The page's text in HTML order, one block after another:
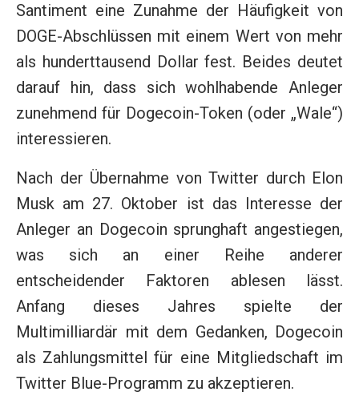
Santiment eine Zunahme der Häufigkeit von
DOGE-Abschlüssen mit einem Wert von mehr
als hunderttausend Dollar fest. Beides deutet
darauf hin, dass sich wohlhabende Anleger
zunehmend für Dogecoin-Token (oder „Wale“)
interessieren.
Nach der Übernahme von Twitter durch Elon
Musk am 27. Oktober ist das Interesse der
Anleger an Dogecoin sprunghaft angestiegen,
was sich an einer Reihe anderer
entscheidender Faktoren ablesen lässt.
Anfang dieses Jahres spielte der
Multimilliardär mit dem Gedanken, Dogecoin
als Zahlungsmittel für eine Mitgliedschaft im
Twitter Blue-Programm zu akzeptieren.